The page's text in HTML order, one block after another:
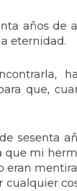
años de
eternidad.
que,
sesenta
mi